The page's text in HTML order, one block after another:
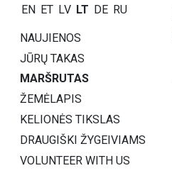
EN ET LV LT DE RU
NAUJIENOS
JŪRŲ TAKAS
MARŠRUTAS
ŽEMĖLAPIS
KELIONĖS TIKSLAS
DRAUGIŠKI ŽYGEIVIAMS
VOLUNTEER WITH US